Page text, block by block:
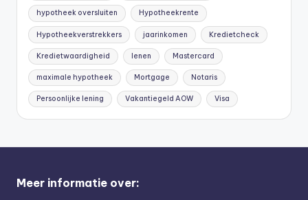
hypotheek oversluiten Hypotheekrente
Hypotheekverstrekkers jaarinkomen Kredietcheck
Kredietwaardigheid lenen Mastercard
maximale hypotheek Mortgage Notaris
Persoonlijke lening Vakantiegeld AOW Visa
Meer informatie over: